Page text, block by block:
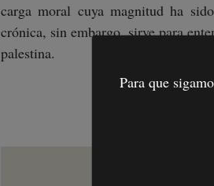
carga moral cuya magnitud ha
crónica, sin embargo, sirve para
palestina.
Para que